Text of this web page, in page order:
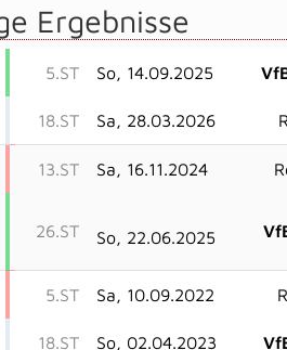
Ergebnisse
5.ST So, 14.09.2025
18.ST Sa, 28.03.2026
13.ST Sa, 16.11.2024
26.ST So, 22.06.2025
5.ST Sa, 10.09.2022
18.ST So, 02.04.2023